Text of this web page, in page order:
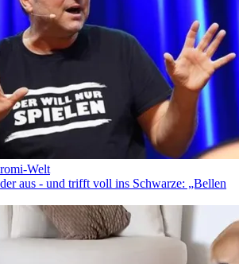
Welt
aus - und trifft voll ins Schwarze: „Bellen